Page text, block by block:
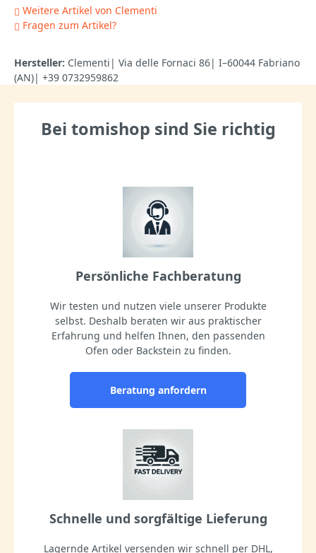
Weitere Artikel von Clementi
Fragen zum Artikel?
Hersteller: Clementi| Via delle Fornaci 86| I–60044 Fabriano
(AN)| +39 0732959862
Bei tomishop sind Sie richtig
Persönliche Fachberatung
Wir testen und nutzen viele unserer Produkte
selbst. Deshalb beraten wir aus praktischer
Erfahrung und helfen Ihnen, den passenden
Ofen oder Backstein zu finden.
Beratung anfordern
Schnelle und sorgfältige Lieferung
Lagernde Artikel versenden wir schnell per DHL,